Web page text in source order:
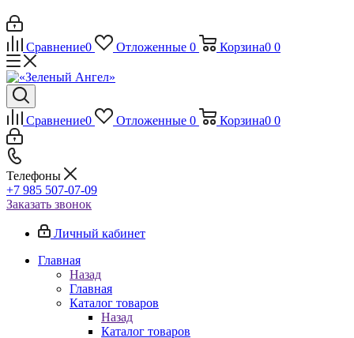
Сравнение0 Отложенные 0 Корзина0 0
Сравнение0 Отложенные 0 Корзина0 0
Телефоны
+7 985 507-07-09
Заказать звонок
Личный кабинет
Главная
Назад
Главная
Каталог товаров
Назад
Каталог товаров